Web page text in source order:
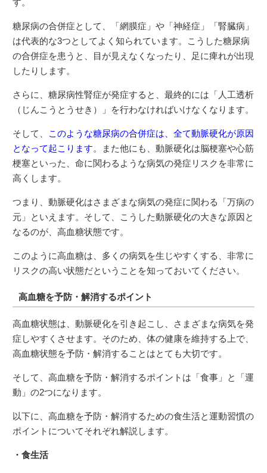
す。
糖尿病の合併症として、「網膜症」や「神経症」「腎臓病」
は代表的な3つとしてよく知られています。こうした糖尿病
の合併症を患うと、目が見えなくなったり、足に痺れが出現
したりします。
さらに、糖尿病性腎症が発症すると、最終的には「人工透析
（じんこうとうせき）」を行わなければいけなくなります。
そして、
このような糖尿病の合併症は、全て動脈硬化が原因
となって起こります。また他にも、動脈硬化は脳梗塞や心筋
梗塞といった、命に関わるような病気の発症リスクを非常に
高くします。
つまり、動脈硬化はさまざまな病気の発症に関わる「万病の
元」といえます。そして、こうした動脈硬化の大きな原因と
なるのが、高血糖状態です。
このように高血糖は、多くの病気を生じやすくする、非常に
リスクの高い状態だということを知っておいてください。
高血糖を予防・解消するポイント
高血糖状態は、動脈硬化を引き起こし、さまざまな病気を発
症しやすくさせます。そのため、体の健康を維持する上で、
高血糖状態を予防・解消することはとても大切です。
そして、高血糖を予防・解消するポイントは「食事」と「運
動」の2つになります。
以下に、高血糖を予防・解消するための食生活と運動習慣の
ポイントについてそれぞれ解説します。
・食生活